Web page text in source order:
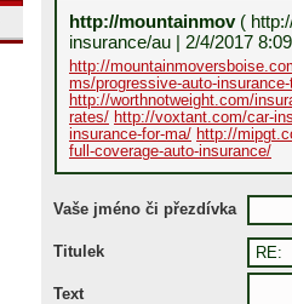
http://mountainmov (
insurance/au | 2/4/2017
http://
ms/progressive-auto-
http://worthnotweight.com/
rates/ http://voxtant.com/car-
insurance-for-ma/ http://
full-coverage-auto-insurance/
Vaše jméno či přezdívka
Titulek
Text